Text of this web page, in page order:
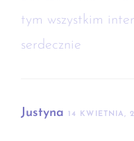
tym wszystkim
serdecznie
Justyna 14 KWIETNIA,